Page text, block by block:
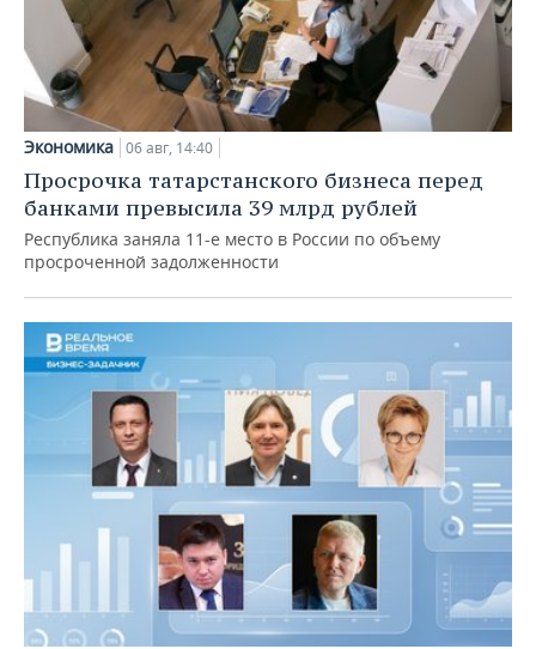
Экономика 06 авг, 14:40
Просрочка татарстанского бизнеса перед
банками превысила 39 млрд рублей
Республика заняла 11-е место в России по объему
просроченной задолженности